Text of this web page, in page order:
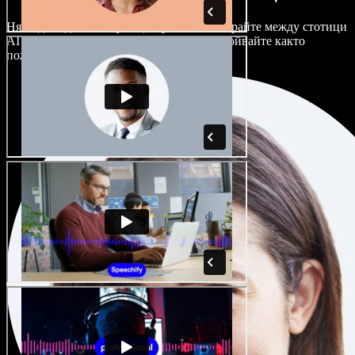
Няма два еднакво звучащи проекта. Избирайте между стотици
AI гласови актьори и акценти и ги настройвайте както
пожелаете.